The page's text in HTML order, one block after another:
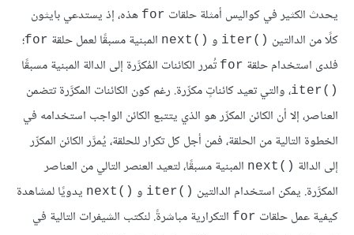
يحدث الكثير في كواليس أمثلة حلقات for هذه، إذ يستدعي بايثون
كلًا من الدالتين ()iter و ()next المبنية مسبقًا لعمل حلقة for؛
فلدى استخدام حلقة for تُمرر الكائنات المُكرَّرة إلى الدالة المبنية مسبقًا
()iter
، والتي تعيد كائناتٍ مكرِّرة. رغم كون الكائنات المكرَّرة تتضمن
العناصر، إلا أن الكائن المكرِّر هو الذي يتتبع الكائن الواجب استخدامه في
الخطوة التالية من الحلقة، فمن أجل كل تكرار للحلقة، يُمرَّر الكائن المكرِّر
إلى الدالة ()next
المبنية مسبقًا، لتعيد العنصر التالي من العناصر
المكرَّرة. يمكن استخدام الدالتين ()iter و ()next
يدويًا لمشاهدة
كيفية عمل حلقات for التكرارية مباشرةً. لنكتب الشيفرات التالية في